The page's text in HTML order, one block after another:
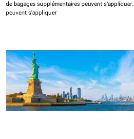
de bagages supplémentaires peuvent s'appliquer.
peuvent s'appliquer